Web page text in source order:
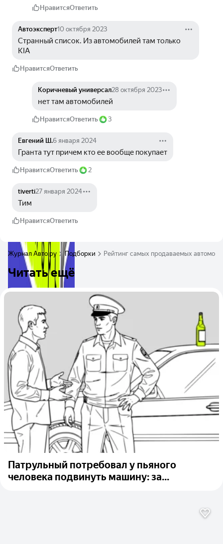
НравитсяОтветить
Автоэксперт10 октября 2023
Странный список. Из автомобилей там только
KIA
НравитсяОтветить
Коричневый универсал28 октября 2023
нет там автомобилей
НравитсяОтветить 3
Евгений Ш.6 января 2024
Гранта тут причем кто ее вообще покупает
НравитсяОтветить 2
tiverti27 января 2024
Тим
НравитсяОтветить
Журнал Авто.ру Подборки Рейтинг самых продаваемых
Читать ещё
Патрульный потребовал у пьяного
человека подвинуть машину: за...